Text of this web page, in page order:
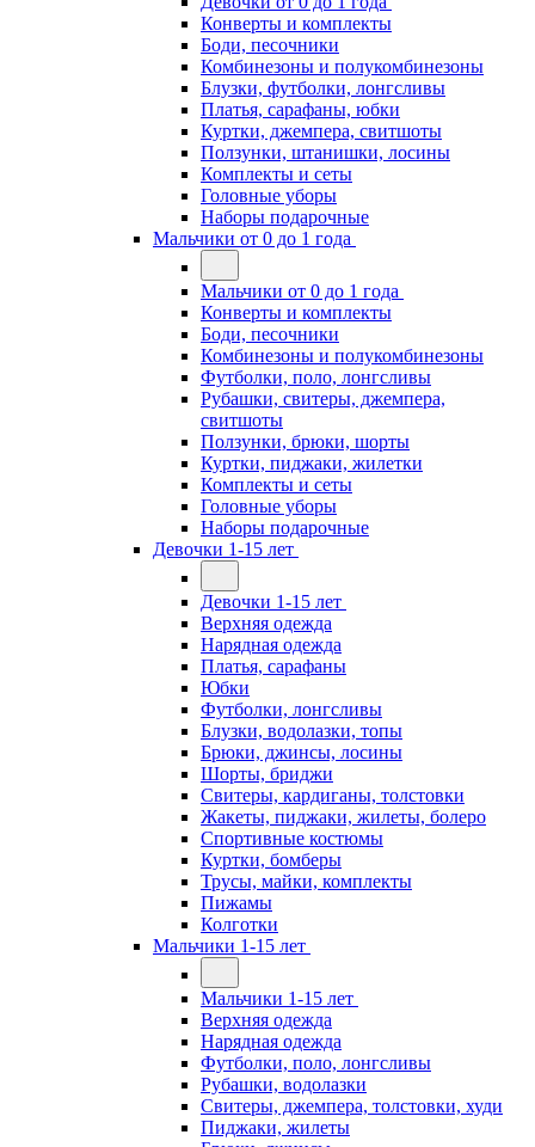
Конверты и комплекты
Боди, песочники
Комбинезоны и полукомбинезоны
Блузки, футболки, лонгсливы
Платья, сарафаны, юбки
Куртки, джемпера, свитшоты
Ползунки, штанишки, лосины
Комплекты и сеты
Головные уборы
Наборы подарочные
Мальчики от 0 до 1 года
Мальчики от 0 до 1 года
Конверты и комплекты
Боди, песочники
Комбинезоны и полукомбинезоны
Футболки, поло, лонгсливы
Рубашки, свитеры, джемпера,
свитшоты
Ползунки, брюки, шорты
Куртки, пиджаки, жилетки
Комплекты и сеты
Головные уборы
Наборы подарочные
Девочки 1-15 лет
Девочки 1-15 лет
Верхняя одежда
Нарядная одежда
Платья, сарафаны
Юбки
Футболки, лонгсливы
Блузки, водолазки, топы
Брюки, джинсы, лосины
Шорты, бриджи
Свитеры, кардиганы, толстовки
Жакеты, пиджаки, жилеты, болеро
Спортивные костюмы
Куртки, бомберы
Трусы, майки, комплекты
Пижамы
Колготки
Мальчики 1-15 лет
Мальчики 1-15 лет
Верхняя одежда
Нарядная одежда
Футболки, поло, лонгсливы
Рубашки, водолазки
Свитеры, джемпера, толстовки, худи
Пиджаки, жилеты